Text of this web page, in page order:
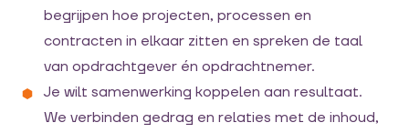
begrijpen hoe projecten, processen en
contracten in elkaar zitten en spreken de taal
van opdrachtgever én opdrachtnemer.
Je wilt samenwerking koppelen aan resultaat.
We verbinden gedrag en relaties met de inhoud,